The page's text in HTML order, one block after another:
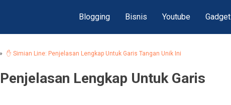
Blogging Bisnis Youtube Gadget
✋ Simian Line: Penjelasan Lengkap Untuk Garis Tangan Unik Ini
Lengkap Untuk Garis